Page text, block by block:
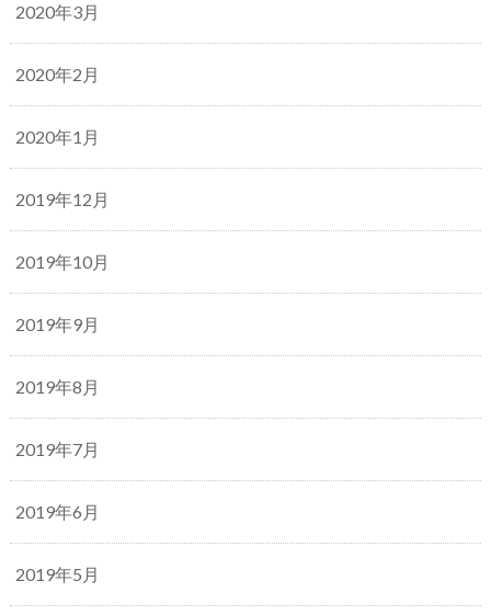
2020年3月
2020年2月
2020年1月
2019年12月
2019年10月
2019年9月
2019年8月
2019年7月
2019年6月
2019年5月